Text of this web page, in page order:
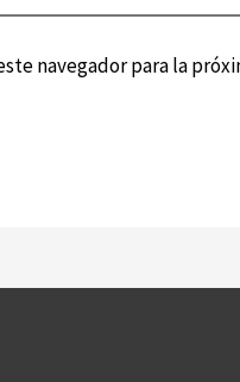
navegador para la